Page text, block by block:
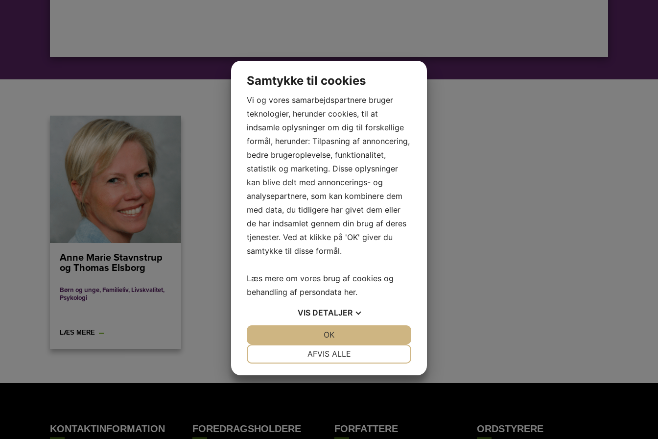
Anne Marie Stavnstrup
og Thomas Elsborg
Børn og unge, Familieliv, Livskvalitet,
Psykologi
LÆS MERE
KONTAKTINFORMATION FOREDRAGSHOLDERE FORFATTERE ORDSTYRERE
Samtykke til cookies
Vi og vores samarbejdspartnere bruger
teknologier, herunder cookies, til at
indsamle oplysninger om dig til forskellige
formål, herunder: Tilpasning af annoncering,
bedre brugeroplevelse, funktionalitet,
statistik og marketing. Disse oplysninger
kan blive delt med annoncerings- og
analysepartnere, som kan kombinere dem
med data, du tidligere har givet dem eller
de har indsamlet gennem din brug af deres
tjenester. Ved at klikke på 'OK' giver du
samtykke til disse formål.
Læs mere om vores brug af cookies og
behandling af persondata her.
VIS DETALJER
MARKETING STATISTIK
AFVIS ALLE
OK